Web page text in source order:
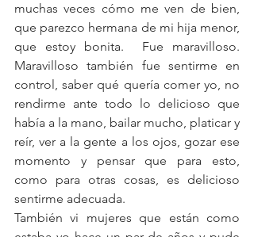
muchas veces cómo me ven de bien,
que parezco hermana de mi hija menor,
que estoy bonita.  Fue maravilloso.
Maravilloso también fue sentirme en
control, saber qué quería comer yo, no
rendirme ante todo lo delicioso que
había a la mano, bailar mucho, platicar y
reír, ver a la gente a los ojos, gozar ese
momento y pensar que para esto,
como para otras cosas, es delicioso
sentirme adecuada.
También vi mujeres que están como